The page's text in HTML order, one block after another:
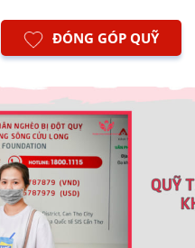
ĐÓNG GÓP QUỸ